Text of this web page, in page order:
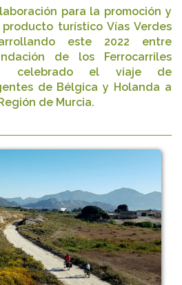
para la promoción y
turístico Vías Verdes
este 2022 entre
de los Ferrocarriles
celebrado el viaje de
de Bélgica y Holanda a
de Murcia.